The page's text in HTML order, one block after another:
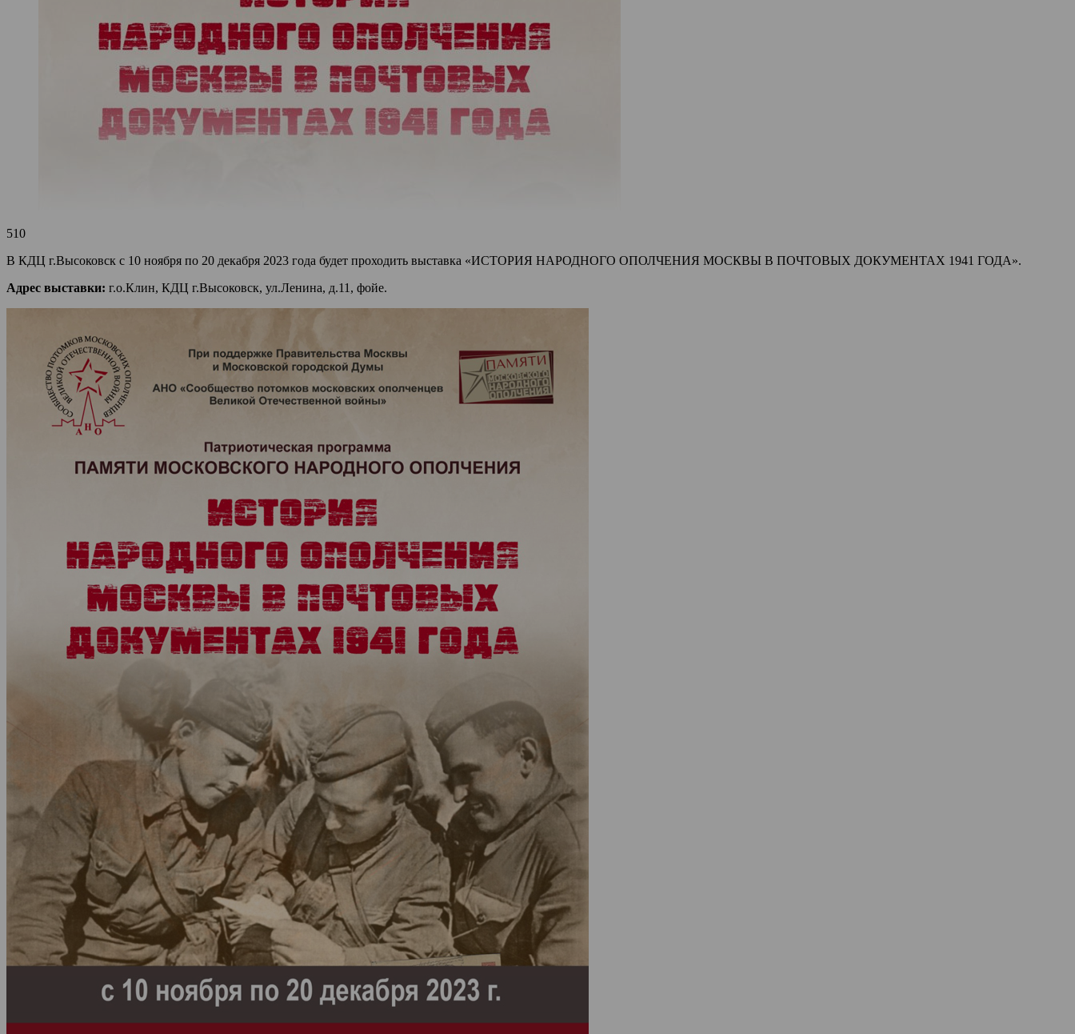
510
В КДЦ г.Высоковск с 10 ноября по 20 декабря 2023 года будет проходить выставка «ИСТОРИЯ НАРОДНОГО ОПОЛЧЕНИЯ МОСКВЫ В ПОЧТОВЫХ ДОКУМЕНТАХ 1941 ГОДА».
Адрес выставки: г.о.Клин, КДЦ г.Высоковск, ул.Ленина, д.11, фойе.